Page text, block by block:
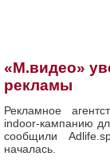
«М.видео»
рекламы
Рекламное
indoor-кампанию
сообщили
началась.